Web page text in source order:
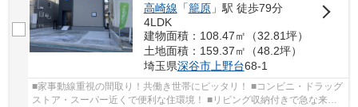
高崎線 「籠原」駅 徒歩79分
4LDK
建物面積：108.47㎡（32.81坪）
土地面積：159.37㎡（48.2坪）
埼玉県深谷市上野台68-1
■家事動線重視の間取り！共働き世帯にピッタリ！ ■コンビニ・ドラッグ
ストア・スーパー近くで便利な住環境！ ■リビング収納付きで急な来客